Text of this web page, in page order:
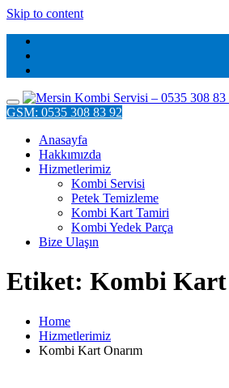
Skip to content
GSM: 0535 308 83 92
Anasayfa
Hakkımızda
Hizmetlerimiz
Kombi Servisi
Petek Temizleme
Kombi Kart Tamiri
Kombi Yedek Parça
Bize Ulaşın
Etiket: Kombi Kart
Home
Hizmetlerimiz
Kombi Kart Onarım